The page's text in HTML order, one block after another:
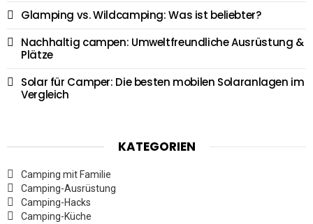
Glamping vs. Wildcamping: Was ist beliebter?
Nachhaltig campen: Umweltfreundliche Ausrüstung &
Plätze
Solar für Camper: Die besten mobilen Solaranlagen im
Vergleich
KATEGORIEN
Camping mit Familie
Camping-Ausrüstung
Camping-Hacks
Camping-Küche